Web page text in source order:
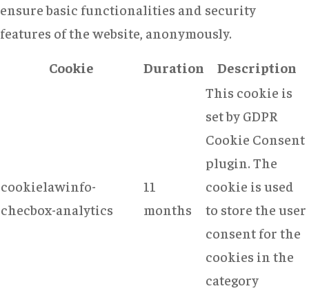
ensure basic functionalities and security
features of the website, anonymously.
Cookie
Duration Description
cookielawinfo-
checbox-analytics
11
months
This cookie is
set by GDPR
Cookie Consent
plugin. The
cookie is used
to store the user
consent for the
cookies in the
category